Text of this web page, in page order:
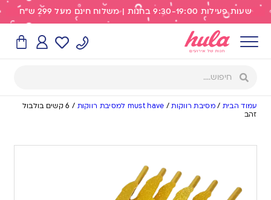
שעות פעילות 9:30-19:00 בחנות | משלוח חינם מעל 299 ש"ח
עמוד הבית /מסיבת רווקות/ must have למסיבת רווקות /
6 קשים בולבול
זהב